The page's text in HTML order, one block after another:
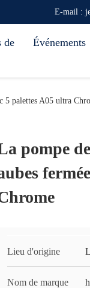
E-mail :
de
Événements
5 palettes A05 ultra
pompe
Lieu d'origine
Nom de marque